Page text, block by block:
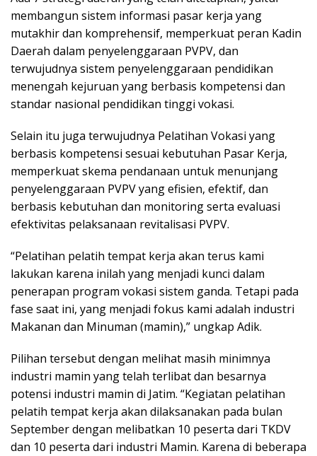
membangun sistem informasi pasar kerja yang
mutakhir dan komprehensif, memperkuat peran Kadin
Daerah dalam penyelenggaraan PVPV, dan
terwujudnya sistem penyelenggaraan pendidikan
menengah kejuruan yang berbasis kompetensi dan
standar nasional pendidikan tinggi vokasi.
Selain itu juga terwujudnya Pelatihan Vokasi yang
berbasis kompetensi sesuai kebutuhan Pasar Kerja,
memperkuat skema pendanaan untuk menunjang
penyelenggaraan PVPV yang efisien, efektif, dan
berbasis kebutuhan dan monitoring serta evaluasi
efektivitas pelaksanaan revitalisasi PVPV.
“Pelatihan pelatih tempat kerja akan terus kami
lakukan karena inilah yang menjadi kunci dalam
penerapan program vokasi sistem ganda. Tetapi pada
fase saat ini, yang menjadi fokus kami adalah industri
Makanan dan Minuman (mamin),” ungkap Adik.
Pilihan tersebut dengan melihat masih minimnya
industri mamin yang telah terlibat dan besarnya
potensi industri mamin di Jatim. “Kegiatan pelatihan
pelatih tempat kerja akan dilaksanakan pada bulan
September dengan melibatkan 10 peserta dari TKDV
dan 10 peserta dari industri Mamin. Karena di beberapa